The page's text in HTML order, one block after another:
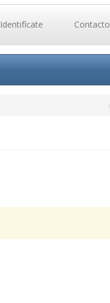
Identifícate Contacto